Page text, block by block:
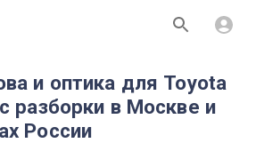
и оптика для Toyota
разборки в Москве и
России